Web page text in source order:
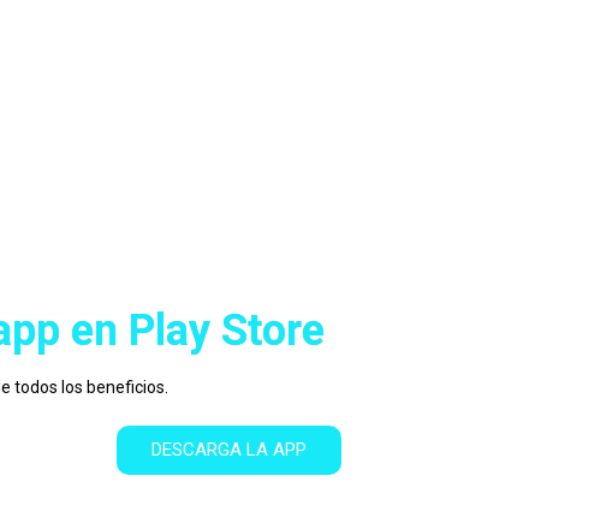
en Play Store
todos los beneficios.
DESCARGA LA APP